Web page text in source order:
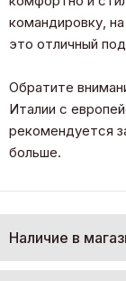
командировку,
это отличный
Обратите
Италии с
рекомендуется
больше.
Наличие в